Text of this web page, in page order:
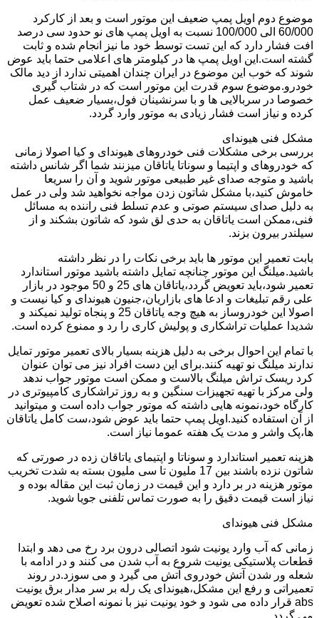
موضوع دوم اویل پمپ ضعیف این موتور است و بعد از کارکرد
60/000 الی 100/000 نسبت به اویل پمپ های نو حدود سی درصد
افت فشار دارد که این تست توسط خود ما نیز انجام شده و ثابت
گشته است.این اویل پمپ ها در کیلومتر های اعلامی حتما باید عوض
شوند که خوب این موضوع در ایران چندان اهمیتی ندارد از دید مالک
خودرو.موضوع سوم قدرت این موتور است که در شتاب گیری
خصوصا در سربالایی ها و با سرنشینان فول،بسیار ضعیف عمل
کرده و نیاز است فشار زیادی به موتور وارد گردد.
مشکل فنی هیوندای
بررسی برخی مشکلات فنی خودروهای هیوندای و کیا اصولا زمانی
که خودروهای و اپتیما و سوناتا یاتاقان میزنند شما اگر شانس داشته
باشید و متوجه صدای غیر طبیعی موتور شوید و آن را سریعا
خاموش کنید،با مشکل شاتون زدن مواجه نخواهید شد ولی در عمل
به دلیل صدای سیستم صوتی و عدم تسلط فنی راننده به مسائل
فنی،ممکن است یاتاقان به حدی لق شود که شاتون بشکند و از
سیلندر بیرون بزند.
بابت تعمیر این موتور ها باید برخی نکات را در نظر داشته
باشید.میلنگ این موتور چنانچه تمایل داشته باشید موتور استاندارد
تعمیر شود،باید تعویض گردد،یاتاقان های 25 و 50 موجود در بازار
علی رقم تبلیغات و ادعا های بازاریان،جنیون هیوندای و کیا نیست و
اصولا این خودروساز به هیچ وجه یاتاقان 25 و پنجاه تولید نمیکند و
شدیدا عملیات تراشکاری و پولیش کاری را رد و ممنوع کرده است.
با تمام این احوال برخی به دلیل هزینه بسیار بالای تعمیر موتور تمایل
ندارند میلنگ نو تهیه کنند.برای این دست افراد نیز می توان عنوان
کرد ریسک تراش میلنگ بالاست و ممکن است موتور جواب ندهد
ولی مرکز با تهیه تجهیزات سنگین و به روز تراشکاری کامپیوتری در
کارگاه خود،نمونه هایی داشته که موتور جواب داده است و میتوانید
از آن استفاده کنید.اویل پمپ حتما باید عوض شود،ست کامل یاتاقان
ها،پک واشر و مدت یک هفته عموما نیاز است.
هزینه تعمیر استاندارد و سوناتا و اپتیمای یاتاقان زده در صورتی که
شاتون نزده باشند بین 17 ملیون تا سی ملیون بسته به شدت تخریب
موتور هزینه در بر دارد و این قیمت در زمان ثبت این مقاله بوده و
نیاز است قیمت دقیق را به صورت تماس تلفنی جویا شوید.
مشکل فنی هیوندای
زمانی که آب وارد یونیت شود اتصالی درون برد رخ می دهد و ابتدا
قطعات پلاستیکی یونیت شروع به آب شدن می کنند و در ادامه با
شعله ور شدن آتش خودروی آتش می گیرد و می سوزد.در روند
تعمیراتی و رفع این مشکل،هیوندای یک رله بر سر مدار برق یونیت
abs قرار داده می شود و خود یونیت نیز با نمونه اصلاح شده تعویض
می گردد.